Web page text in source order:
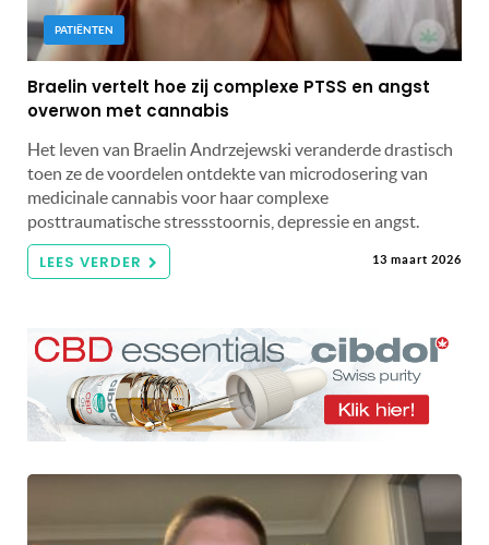
PATIËNTEN
Braelin vertelt hoe zij complexe PTSS en angst
overwon met cannabis
Het leven van Braelin Andrzejewski veranderde drastisch
toen ze de voordelen ontdekte van microdosering van
medicinale cannabis voor haar complexe
posttraumatische stressstoornis, depressie en angst.
LEES VERDER 13 maart 2026